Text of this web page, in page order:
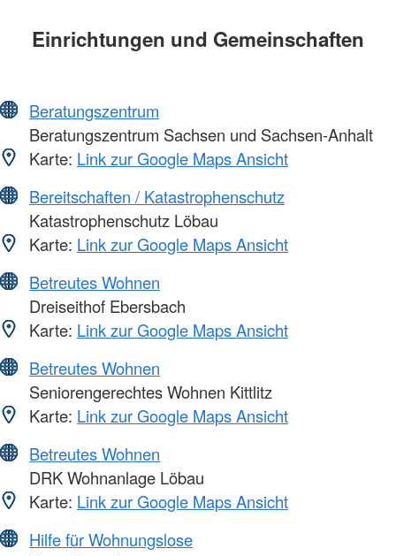
Einrichtungen und Gemeinschaften
Beratungszentrum
Beratungszentrum Sachsen und Sachsen-Anhalt
Karte: Link zur Google Maps Ansicht
Bereitschaften / Katastrophenschutz
Katastrophenschutz Löbau
Karte: Link zur Google Maps Ansicht
Betreutes Wohnen
Dreiseithof Ebersbach
Karte: Link zur Google Maps Ansicht
Betreutes Wohnen
Seniorengerechtes Wohnen Kittlitz
Karte: Link zur Google Maps Ansicht
Betreutes Wohnen
DRK Wohnanlage Löbau
Karte: Link zur Google Maps Ansicht
Hilfe für Wohnungslose